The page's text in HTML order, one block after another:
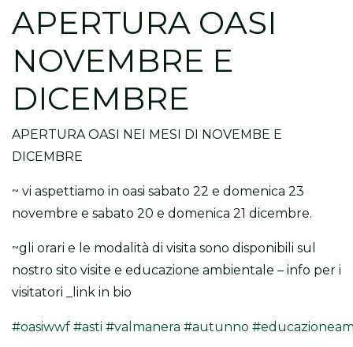
APERTURA OASI
NOVEMBRE E
DICEMBRE
APERTURA OASI NEI MESI DI NOVEMBE E
DICEMBRE
~ vi aspettiamo in oasi sabato 22 e domenica 23
novembre e sabato 20 e domenica 21 dicembre.
~gli orari e le modalità di visita sono disponibili sul
nostro sito visite e educazione ambientale – info per i
visitatori _link in bio
#oasiwwf #asti #valmanera #autunno